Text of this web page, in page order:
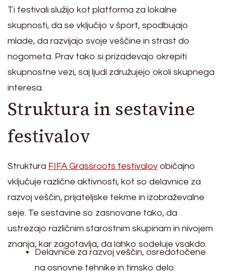
Ti festivali služijo kot platforma za lokalne
skupnosti, da se vključijo v šport, spodbujajo
mlade, da razvijajo svoje veščine in strast do
nogometa. Prav tako si prizadevajo okrepiti
skupnostne vezi, saj ljudi združujejo okoli skupnega
interesa.
Struktura in sestavine
festivalov
Struktura FIFA Grassroots festivalov običajno
vključuje različne aktivnosti, kot so delavnice za
razvoj veščin, prijateljske tekme in izobraževalne
seje. Te sestavine so zasnovane tako, da
ustrezajo različnim starostnim skupinam in nivojem
znanja, kar zagotavlja, da lahko sodeluje vsakdo.
Delavnice za razvoj veščin, osredotočene
na osnovne tehnike in timsko delo.